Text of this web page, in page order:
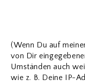
(Wenn Du auf
von Dir
Umständen auch
wie z. B. Deine IP-